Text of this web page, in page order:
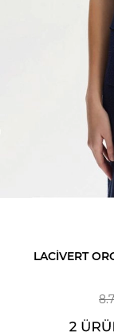
LACIVERT